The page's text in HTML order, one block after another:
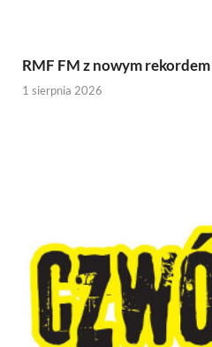
RMF FM z nowym
1 sierpnia 2026